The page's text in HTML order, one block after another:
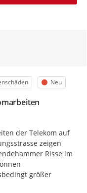
Status
Neu
der Telekom auf
zeigen
Risse im
größer